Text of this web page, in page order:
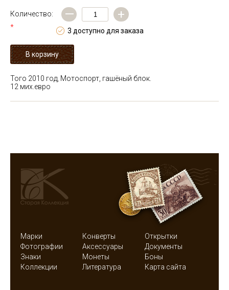
Количество:
*
— +
3 доступно для заказа
Того 2010 год, Мотоспорт, гашёный блок.
12 мих.евро
Марки Конверты
Открытки
Фотографии
Аксессуары
Документы
Знаки
Монеты
Боны
Коллекции
Литература Карта сайта